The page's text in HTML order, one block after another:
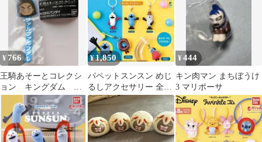
¥ 766
王騎あそーとコレクシ
ョン キングダム ガ
チャガチャ ガシャポ
ン ファルファル
¥1,850
パペットスンスン めじ
るしアクセサリー 全5
種 セット コンプ
¥444
キン肉マン まちぼうけ
3 マリポーサ